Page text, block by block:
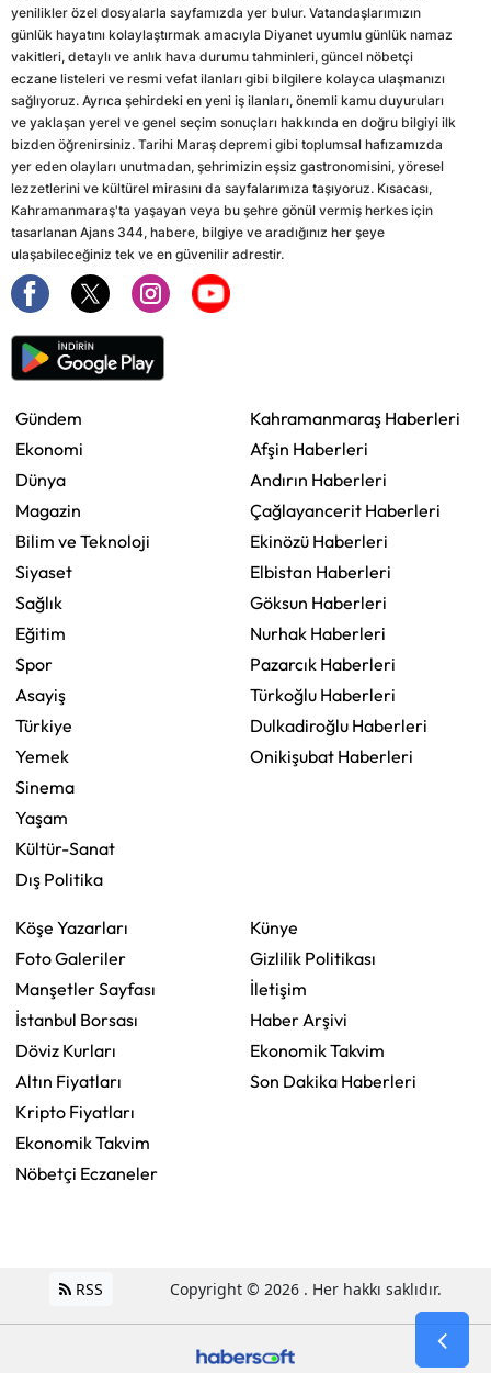
yenilikler özel dosyalarla sayfamızda yer bulur. Vatandaşlarımızın
günlük hayatını kolaylaştırmak amacıyla Diyanet uyumlu günlük namaz
vakitleri, detaylı ve anlık hava durumu tahminleri, güncel nöbetçi
eczane listeleri ve resmi vefat ilanları gibi bilgilere kolayca ulaşmanızı
sağlıyoruz. Ayrıca şehirdeki en yeni iş ilanları, önemli kamu duyuruları
ve yaklaşan yerel ve genel seçim sonuçları hakkında en doğru bilgiyi ilk
bizden öğrenirsiniz. Tarihi Maraş depremi gibi toplumsal hafızamızda
yer eden olayları unutmadan, şehrimizin eşsiz gastronomisini, yöresel
lezzetlerini ve kültürel mirasını da sayfalarımıza taşıyoruz. Kısacası,
Kahramanmaraş'ta yaşayan veya bu şehre gönül vermiş herkes için
tasarlanan Ajans 344, habere, bilgiye ve aradığınız her şeye
ulaşabileceğiniz tek ve en güvenilir adrestir.
Gündem
Ekonomi
Dünya
Magazin
Bilim ve Teknoloji
Siyaset
Sağlık
Eğitim
Spor
Asayiş
Türkiye
Yemek
Sinema
Yaşam
Kültür-Sanat
Dış Politika
Kahramanmaraş Haberleri
Afşin Haberleri
Andırın Haberleri
Çağlayancerit Haberleri
Ekinözü Haberleri
Elbistan Haberleri
Göksun Haberleri
Nurhak Haberleri
Pazarcık Haberleri
Türkoğlu Haberleri
Dulkadiroğlu Haberleri
Onikişubat Haberleri
Köşe Yazarları
Foto Galeriler
Manşetler Sayfası
İstanbul Borsası
Döviz Kurları
Altın Fiyatları
Kripto Fiyatları
Ekonomik Takvim
Nöbetçi Eczaneler
Künye
Gizlilik Politikası
İletişim
Haber Arşivi
Ekonomik Takvim
Son Dakika Haberleri
RSS Copyright © 2026 . Her hakkı saklıdır.